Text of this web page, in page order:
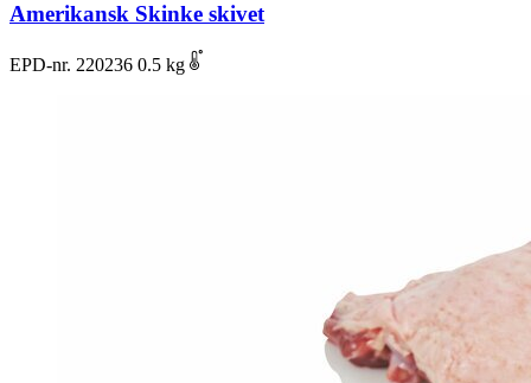
Amerikansk Skinke skivet
EPD-nr. 220236 0.5 kg